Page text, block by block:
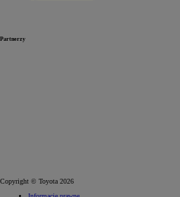
Partnerzy
Copyright © Toyota 2026